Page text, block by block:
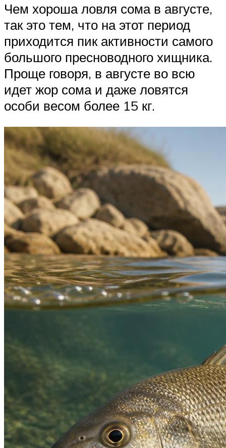
Чем хороша ловля сома в августе,
так это тем, что на этот период
приходится пик активности самого
большого пресноводного хищника.
Проще говоря, в августе во всю
идет жор сома и даже ловятся
особи весом более 15 кг.